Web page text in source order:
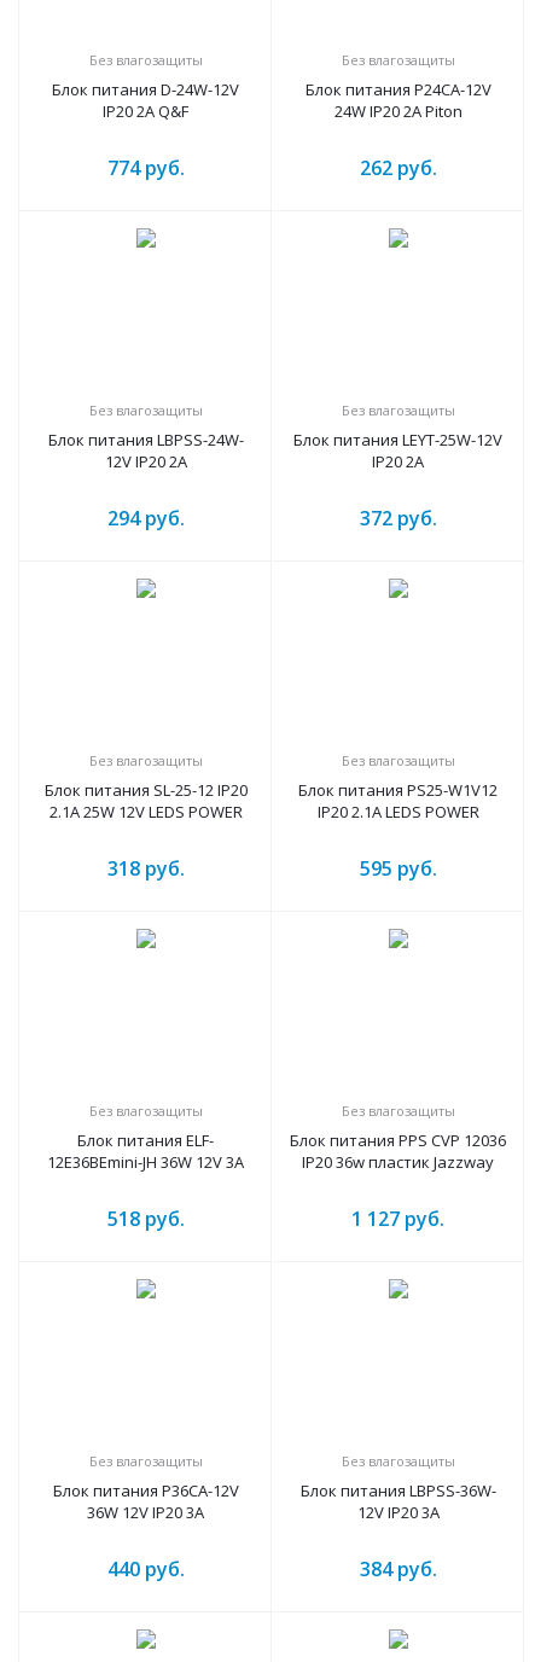
Без влагозащиты
Блок питания D-24W-12V
IP20 2A Q&F
774руб.
Без влагозащиты
Блок питания P24CA-12V
24W IP20 2A Piton
262руб.
Без влагозащиты
Блок питания LBPSS-24W-
12V IP20 2A
294руб.
Без влагозащиты
Блок питания LEYT-25W-12V
IP20 2A
372руб.
Без влагозащиты
Блок питания SL-25-12 IP20
2.1A 25W 12V LEDS POWER
318руб.
Без влагозащиты
Блок питания PS25-W1V12
IP20 2.1A LEDS POWER
595 руб.
Без влагозащиты
Блок питания ELF-
12E36BEmini-JH 36W 12V 3A
518руб.
Без влагозащиты
Блок питания PPS CVP 12036
IP20 36w пластик Jazzway
1 127 руб.
Без влагозащиты
Блок питания P36CA-12V
36W 12V IP20 3A
440руб.
Без влагозащиты
Блок питания LBPSS-36W-
12V IP20 3A
384руб.